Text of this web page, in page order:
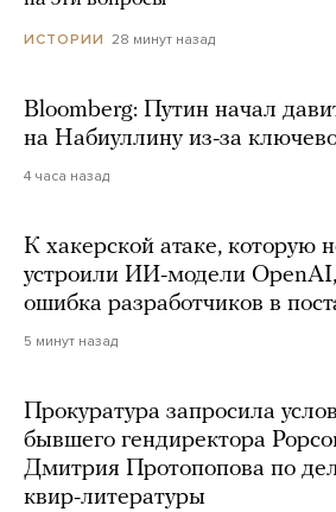
ИСТОРИИ 28 минут назад
Bloomberg: Путин начал
на Набиуллину из-за
4 часа назад
К хакерской атаке, которую
устроили ИИ-модели
ошибка разработчиков в
5 минут назад
Прокуратура запросила
бывшего гендиректора
Дмитрия Протопопова по
квир-литературы